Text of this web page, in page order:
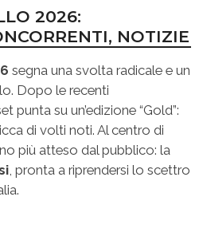
2026:
NOTIZIE
segna una svolta radicale e un
Dopo le recenti
punta su un’edizione “Gold”:
di volti noti. Al centro di
più atteso dal pubblico: la
, pronta a riprendersi lo scettro